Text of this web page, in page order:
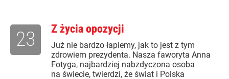
Z życia opozycji
Już nie bardzo łapiemy, jak to jest z tym
zdrowiem prezydenta. Nasza faworyta Anna
Fotyga, najbardziej nabzdyczona osoba
na świecie, twierdzi, że świat i Polska
23